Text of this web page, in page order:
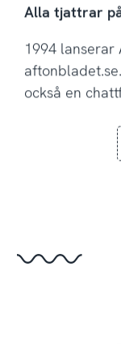
Alla tjattrar
1994
också en